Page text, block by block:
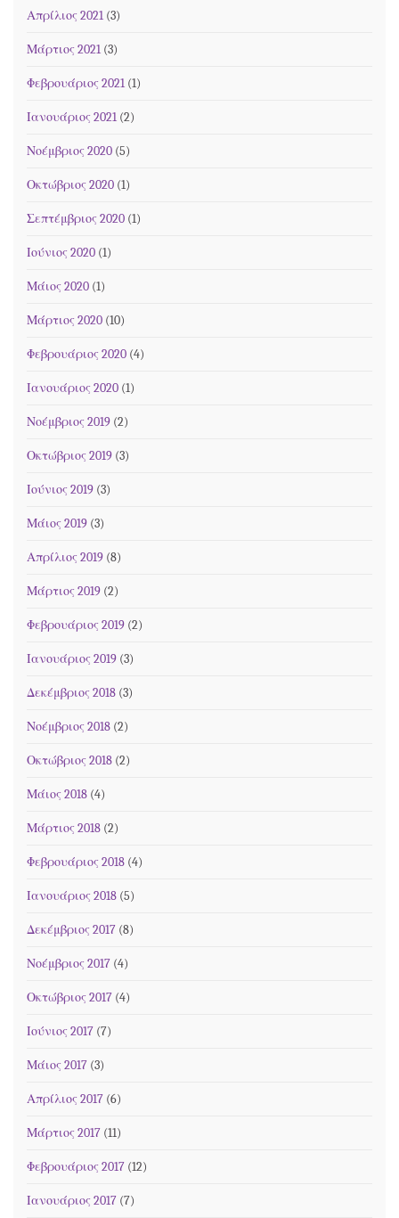
Απρίλιος 2021 (3)
Μάρτιος 2021 (3)
Φεβρουάριος 2021 (1)
Ιανουάριος 2021 (2)
Νοέμβριος 2020 (5)
Οκτώβριος 2020 (1)
Σεπτέμβριος 2020 (1)
Ιούνιος 2020 (1)
Μάιος 2020 (1)
Μάρτιος 2020 (10)
Φεβρουάριος 2020 (4)
Ιανουάριος 2020 (1)
Νοέμβριος 2019 (2)
Οκτώβριος 2019 (3)
Ιούνιος 2019 (3)
Μάιος 2019 (3)
Απρίλιος 2019 (8)
Μάρτιος 2019 (2)
Φεβρουάριος 2019 (2)
Ιανουάριος 2019 (3)
Δεκέμβριος 2018 (3)
Νοέμβριος 2018 (2)
Οκτώβριος 2018 (2)
Μάιος 2018 (4)
Μάρτιος 2018 (2)
Φεβρουάριος 2018 (4)
Ιανουάριος 2018 (5)
Δεκέμβριος 2017 (8)
Νοέμβριος 2017 (4)
Οκτώβριος 2017 (4)
Ιούνιος 2017 (7)
Μάιος 2017 (3)
Απρίλιος 2017 (6)
Μάρτιος 2017 (11)
Φεβρουάριος 2017 (12)
Ιανουάριος 2017 (7)